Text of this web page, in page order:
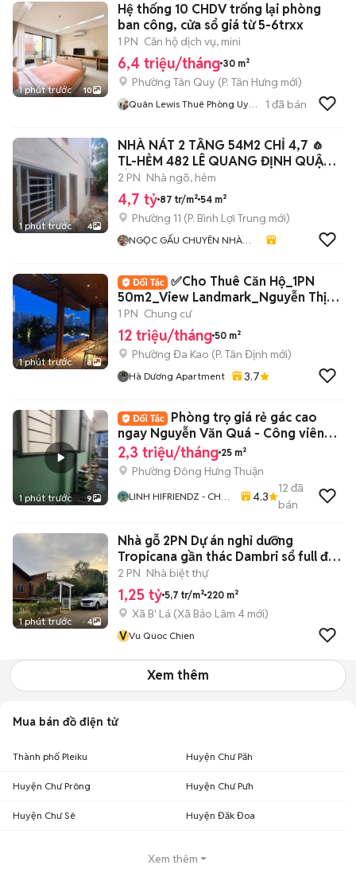
1 phút trước 10
Hệ thống 10 CHDV trống lại phòng
ban công, cửa sổ giá từ 5-6trxx
1 PN Căn hộ dịch vụ, mini
6,4 triệu/tháng 30 m²
Phường Tân Quy (P. Tân Hưng mới)
Quân Lewis Thuê Phòng Uy
1 đã bán
1 phút trước 4
NHÀ NÁT 2 TẦNG 54M2 CHỈ 4,7 🧄
TL-HẺM 482 LÊ QUANG ĐỊNH QUẬN
BÌNH THẠNH
2 PN Nhà ngõ, hẻm
4,7 tỷ 87 tr/m² 54 m²
Phường 11 (P. Bình Lợi Trung mới)
NGỌC GẤU CHUYÊN NHÀ
1 phút trước 8
✅Cho Thuê Căn Hộ_1PN
50m2_View Landmark_Nguyễn Thị
Minh Khai Quận 1✅
1 PN Chung cư
12 triệu/tháng 50 m²
Phường Đa Kao (P. Tân Định mới)
Hà Dương Apartment 3.7
1 phút trước 9
Phòng trọ giá rẻ gác cao
ngay Nguyễn Văn Quá - Công viên
phần mềm Q12
2,3 triệu/tháng 25 m²
Phường Đông Hưng Thuận
LINH HIFRIENDZ - CHO
4.3
12 đã
bán
1 phút trước 4
Nhà gỗ 2PN Dự án nghỉ dưỡng
Tropicana gần thác Dambri sổ full đất
ở
2 PN Nhà biệt thự
1,25 tỷ 5,7 tr/m² 220 m²
Xã B' Lá (Xã Bảo Lâm 4 mới)
VVu Quoc Chien
Xem thêm
Mua bán đồ điện tử
Thành phố Pleiku Huyện Chư Păh
Huyện Chư Prông Huyện Chư Pưh
Huyện Chư Sê Huyện Đăk Đoa
Xem thêm